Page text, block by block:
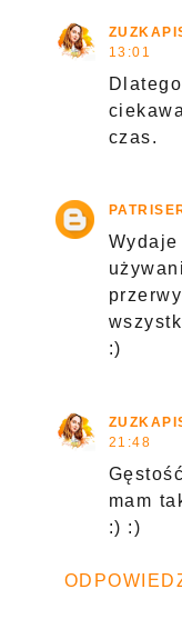
13:01
czas.
:)
21:48
mam
:) :)